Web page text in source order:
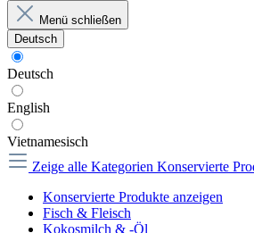
Menü schließen
Deutsch
Deutsch
English
Vietnamesisch
Zeige alle Kategorien Konservierte
Konservierte Produkte anzeigen
Fisch & Fleisch
Kokosmilch & -Öl